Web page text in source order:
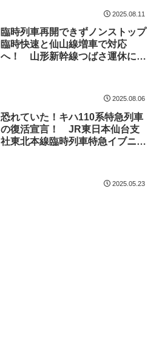
2025.08.11
臨時列車再開できずノンストップ
臨時快速と仙山線増車で対応
へ！ 山形新幹線つばさ運休に伴
2025.08.06
恐れていた！キハ110系特急列車
の復活宣言！ JR東日本仙台支
社東北本線臨時列車特急イブニン
2025.05.23